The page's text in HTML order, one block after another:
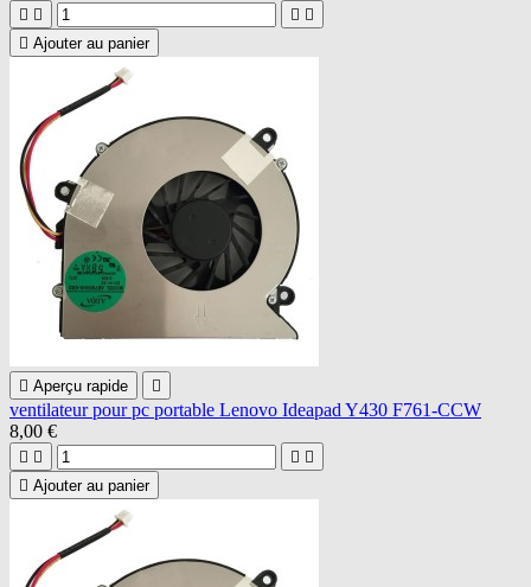
   
 Ajouter au panier
 Aperçu rapide 
ventilateur pour pc portable Lenovo Ideapad Y430 F761-CCW
8,00 €
   
 Ajouter au panier